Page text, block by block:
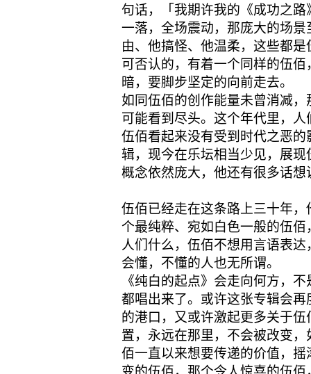
句话，「我期许我的《成功之
一落，全场震动，那庞大的场
由、他搞怪、他温柔，这些都
可否认的，有着一个同样的伍
暗，要脚步坚定的向前走去。
如同伍佰的创作能量未曾消减
可能看到尽头。这个年代里，
伍佰看起来没有受到时代之恶
辑，现今在乐坛相当少见，展
概念依然庞大，他还有很多话
伍佰已经走在这条路上三十年
个最纯粹、宛如白色一般的伍
人们什么，伍佰不想用言语表
会懂，不懂的人也无所谓。
《纯白的起点》会走向何方，
都唱出来了。或许这张专辑会
的港口，又或许激起更多关于
置，永远在那里，不会被改变
佰一直以来想要传递的价值，